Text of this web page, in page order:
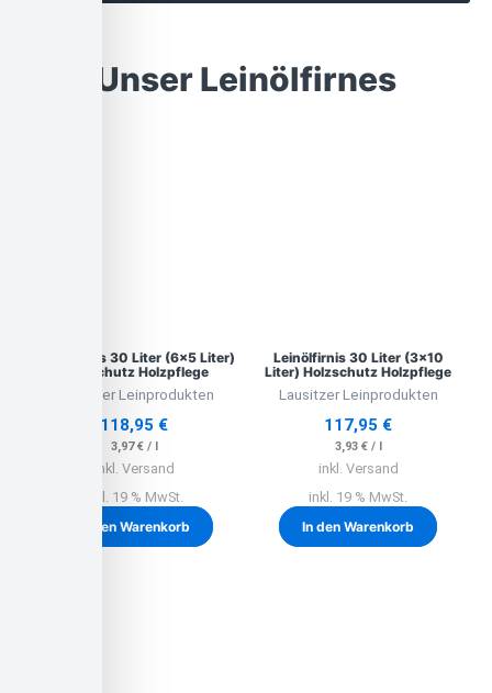
Unser Leinölfirnes
Leinölfirnis 30 Liter (6×5 Liter)
Holzschutz Holzpflege
Lausitzer Leinprodukten
118,95 €
3,97€/
inkl. Versand
inkl. 19 % MwSt.
In den Warenkorb
Leinölfirnis 30 Liter (3×10
Liter) Holzschutz Holzpflege
Lausitzer Leinprodukten
117,95 €
3,93 €/
inkl. Versand
inkl. 19 % MwSt.
In den Warenkorb